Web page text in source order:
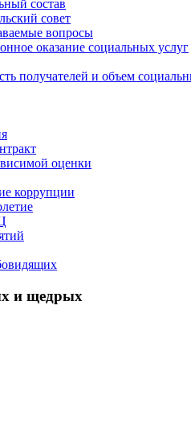
состав
совет
вопросы
оказание социальных услуг
получателей и объем
оценки
коррупции
и щедрых